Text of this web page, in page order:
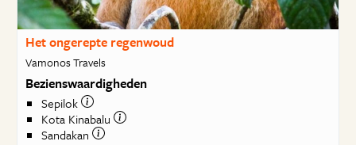
Het ongerepte regenwoud
Vamonos Travels
Bezienswaardigheden
Sepilok
Kota Kinabalu
Sandakan